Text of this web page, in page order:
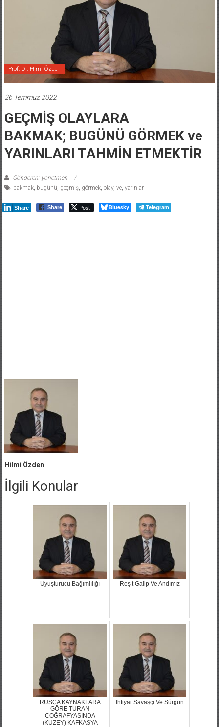
Prof. Dr. Himi Özden
26 Temmuz 2022
GEÇMİŞ OLAYLARA
BAKMAK; BUGÜNÜ GÖRMEK ve
YARINLARI TAHMİN ETMEKTİR
Gönderen: yonetmen
bakmak, bugünü, geçmiş, görmek, olay, ve, yarınlar
Share Share Post Bluesky Telegram
Hilmi Özden
İlgili Konular
Uyuşturucu Bağımlılığı Reşi̇t Gali̇p Ve Andımız
RUSÇA KAYNAKLARA
GÖRE TURAN
COĞRAFYASINDA
(KUZEY) KAFKASYA
İhtiyar Savaşçı Ve Sürgün